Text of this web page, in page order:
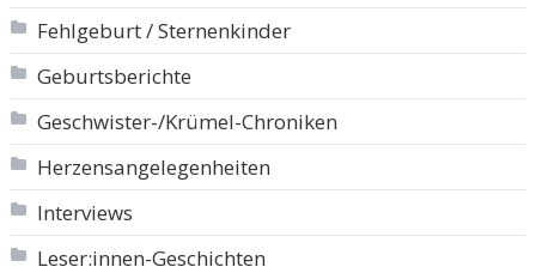
Fehlgeburt / Sternenkinder
Geburtsberichte
Geschwister-/Krümel-Chroniken
Herzensangelegenheiten
Interviews
Leser:innen-Geschichten